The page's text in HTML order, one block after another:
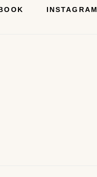
INSTAGRAM